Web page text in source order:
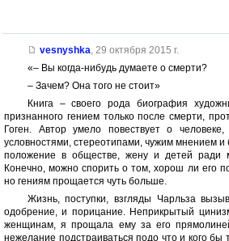
vesnyshka, 29 октября 2015 г.
«– Вы когда-нибудь думаете о смерти?
– Зачем? Она того не стоит»
Книга – своего рода биография
признанного гением только после смерти,
Гоген. Автор умело повествует о
условностями, стереотипами, чужим мнением и
положение в обществе, жену и детей ради
Конечно, можно спорить о том, хорош ли его
но гениям прощается чуть больше.
Жизнь, поступки, взгляды Чарльза
одобрение, и порицание. Неприкрытый
женщинам, я прощала ему за его
нежелание подстраиваться подо что и кого